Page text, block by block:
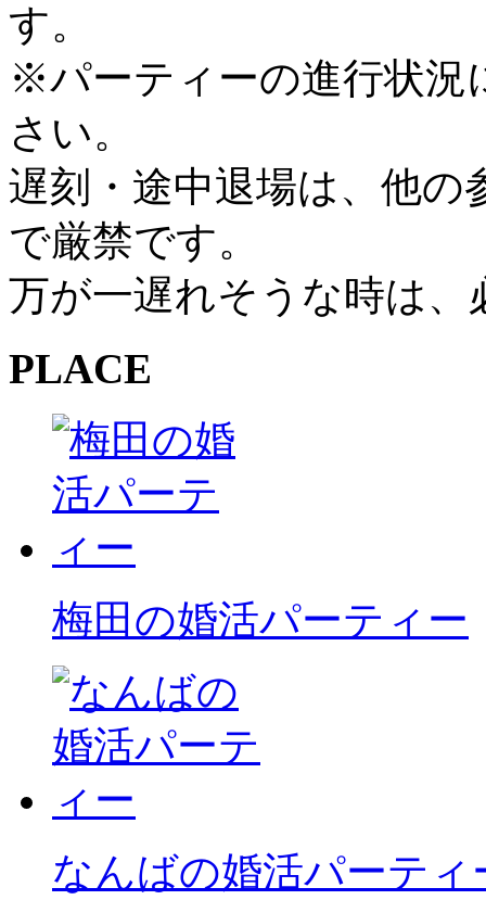
す。
※パーティーの進行状況
さい。
遅刻・途中退場は、他
で厳禁です。
万が一遅れそうな時は
PLACE
梅田の婚活パーティー
なんばの婚活パーティ